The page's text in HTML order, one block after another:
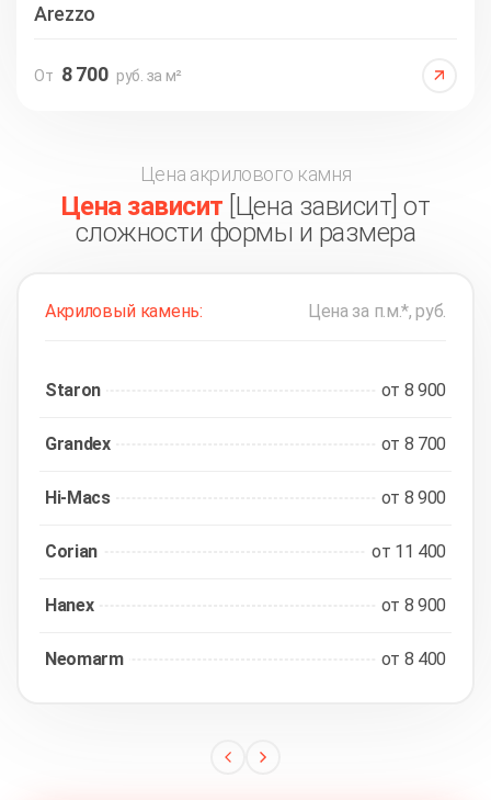
Arezzo
От 8 700 руб. за м²
Цена акрилового камня
Цена зависит [Цена зависит] от
сложности формы и размера
Акриловый камень: Цена за п.м.*, руб.
Staron от 8 900
Grandex от 8 700
Hi-Macs от 8 900
Corian от 11 400
Hanex от 8 900
Neomarm от 8 400